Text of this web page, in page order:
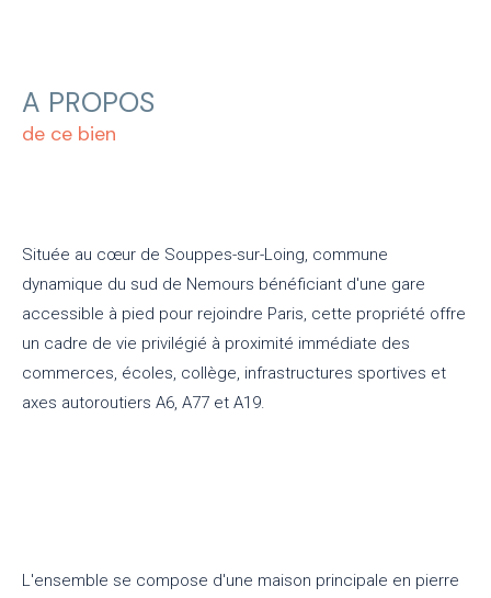
A PROPOS
de ce bien
Située au cœur de Souppes-sur-Loing, commune
dynamique du sud de Nemours bénéficiant d'une gare
accessible à pied pour rejoindre Paris, cette propriété offre
un cadre de vie privilégié à proximité immédiate des
commerces, écoles, collège, infrastructures sportives et
axes autoroutiers A6, A77 et A19.
L'ensemble se compose d'une maison principale en pierre